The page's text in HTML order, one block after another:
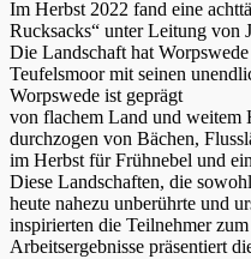
Im Herbst 2022 fand eine
Rucksacks“ unter Leitung von
Die Landschaft hat
Teufelsmoor mit seinen
Worpswede ist geprägt
von flachem Land und weitem
durchzogen von Bächen,
im Herbst für Frühnebel und
Diese Landschaften, die
heute nahezu unberührte und
inspirierten die Teilnehmer
Arbeitsergebnisse präsentiert